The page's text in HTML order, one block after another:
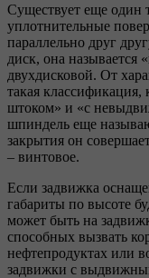
Существует еще один
уплотнительные
параллельно друг
диск, она
двухдисковой. От
такая
штоком» и «с
шпиндель еще
закрытия он
– винтовое.
Если задвижка
габариты по высоте
может быть на
способных вызвать
нефтепродуктах или
задвижки с